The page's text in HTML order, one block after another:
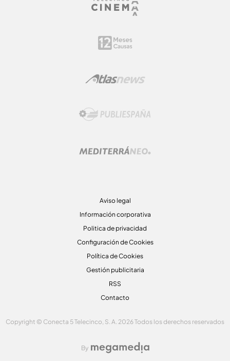
Aviso legal
Información corporativa
Politica de privacidad
Configuración de Cookies
Política de Cookies
Gestión publicitaria
RSS
Contacto
Copyright © Conecta 5 Telecinco, S. A. 2026 Todos los derechos reservados
By